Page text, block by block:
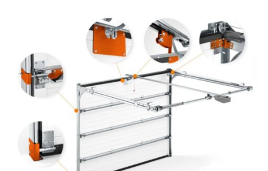
DIVENTA PARTNER
NEGOZIO
CONTATTO